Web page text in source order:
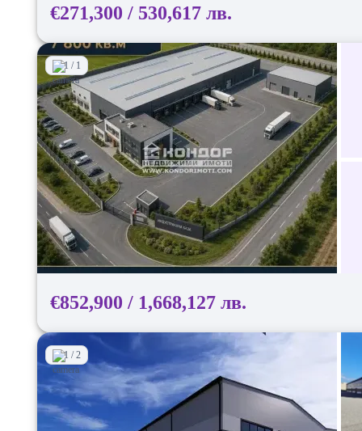
€271,300 / 530,617 лв.
1 / 1
€852,900 / 1,668,127 лв.
1 / 2